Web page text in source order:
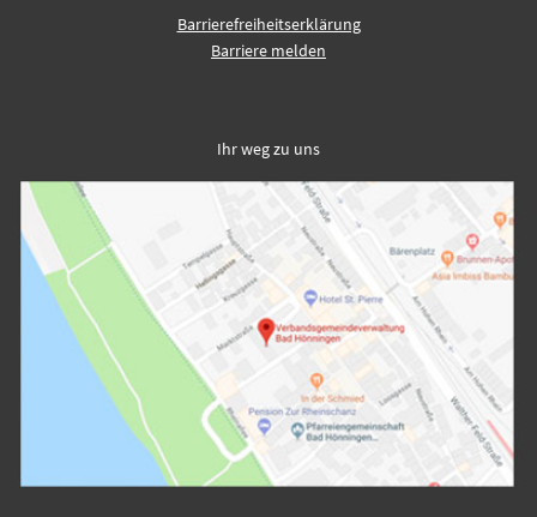
Barrierefreiheitserklärung
Barriere melden
Ihr weg zu uns